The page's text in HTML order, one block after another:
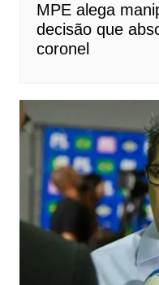
MPE alega
decisão que
coronel